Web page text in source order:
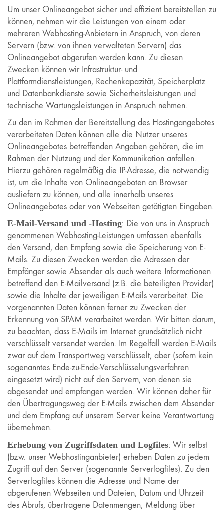
Um unser Onlineangebot sicher und effizient bereitstellen zu
können, nehmen wir die Leistungen von einem oder
mehreren Webhosting-Anbietern in Anspruch, von deren
Servern (bzw. von ihnen verwalteten Servern) das
Onlineangebot abgerufen werden kann. Zu diesen
Zwecken können wir Infrastruktur- und
Plattformdienstleistungen, Rechenkapazität, Speicherplatz
und Datenbankdienste sowie Sicherheitsleistungen und
technische Wartungsleistungen in Anspruch nehmen.
Zu den im Rahmen der Bereitstellung des Hostingangebotes
verarbeiteten Daten können alle die Nutzer unseres
Onlineangebotes betreffenden Angaben gehören, die im
Rahmen der Nutzung und der Kommunikation anfallen.
Hierzu gehören regelmäßig die IP-Adresse, die notwendig
ist, um die Inhalte von Onlineangeboten an Browser
ausliefern zu können, und alle innerhalb unseres
Onlineangebotes oder von Webseiten getätigten Eingaben.
E-Mail-Versand und -Hosting: Die von uns in Anspruch
genommenen Webhosting-Leistungen umfassen ebenfalls
den Versand, den Empfang sowie die Speicherung von E-
Mails. Zu diesen Zwecken werden die Adressen der
Empfänger sowie Absender als auch weitere Informationen
betreffend den E-Mailversand (z.B. die beteiligten Provider)
sowie die Inhalte der jeweiligen E-Mails verarbeitet. Die
vorgenannten Daten können ferner zu Zwecken der
Erkennung von SPAM verarbeitet werden. Wir bitten darum,
zu beachten, dass E-Mails im Internet grundsätzlich nicht
verschlüsselt versendet werden. Im Regelfall werden E-Mails
zwar auf dem Transportweg verschlüsselt, aber (sofern kein
sogenanntes Ende-zu-Ende-Verschlüsselungsverfahren
eingesetzt wird) nicht auf den Servern, von denen sie
abgesendet und empfangen werden. Wir können daher für
den Übertragungsweg der E-Mails zwischen dem Absender
und dem Empfang auf unserem Server keine Verantwortung
übernehmen.
Erhebung von Zugriffsdaten und Logfiles: Wir selbst
(bzw. unser Webhostinganbieter) erheben Daten zu jedem
Zugriff auf den Server (sogenannte Serverlogfiles). Zu den
Serverlogfiles können die Adresse und Name der
abgerufenen Webseiten und Dateien, Datum und Uhrzeit
des Abrufs, übertragene Datenmengen, Meldung über